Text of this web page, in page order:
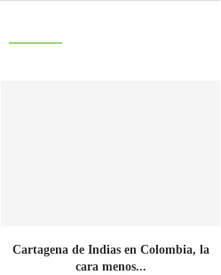
Cartagena de Indias en Colombia, la
cara menos...